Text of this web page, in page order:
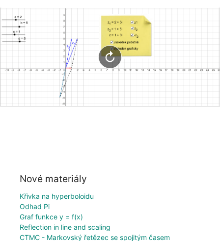
Přihlásit
Nové materiály
Křivka na hyperboloidu
Odhad Pi
Graf funkce y = f(x)
Reflection in line and scaling
CTMC - Markovský řetězec se spojitým časem